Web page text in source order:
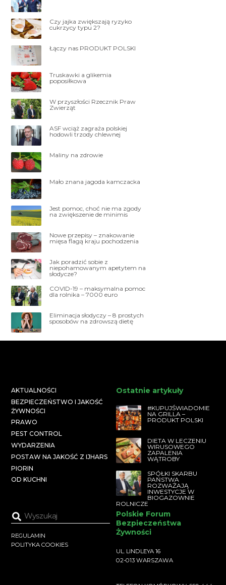
Czy jajka zwiększają ryzyko
cukrzycy typu 2?
Łączy nas PRODUKT POLSKI
Truskawki a glikemia
poposiłkowa
W przyszłości Rzecznik Praw
Zwierząt
ASF wciąż zagraża polskiej
hodowli trzody chlewnej
Maliny na zdrowie
Mało znana jagoda kamczacka
Jest pomoc, choć nie ma zgody
na zwiększenie de minimis
Nowe przepisy – znakowanie
mięsa flagą kraju pochodzenia
Jak poradzić sobie z
niepohamowanym apetytem na
słodycze?
COVID-19 – maksymalna pomoc
dla rolnika – 7000 euro
Eliminacja słodyczy – 8 prostych
sposobów na zdrowszą dietę
AKTUALNOŚCI
BEZPIECZEŃSTWO I JAKOŚĆ
ŻYWNOŚCI
PRAWO
PEST CONTROL
WYDARZENIA
POSTAW NA JAKOŚĆ Z IJHARS
PIORIN
OD KUCHNI
Ostatnie artykuły
#KUPUJŚWIADOMIE
NA GRILLA –
PRODUKT POLSKI
DIETA W LECZENIU
WIRUSOWEGO
ZAPALENIA
WĄTROBY
SPÓŁKI SKARBU
PAŃSTWA
ROZWAŻAJĄ
INWESTYCJE W
BIOGAZOWNIE
ROLNICZE
REGULAMIN
POLITYKA COOKIES
Polskie Forum
Bezpieczeństwa
Żywności
UL. LINDLEYA 16
02-013 WARSZAWA